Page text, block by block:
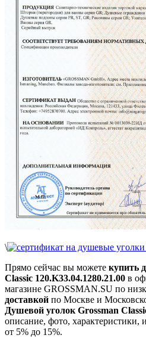
\
Прямо сейчас вы можете купить
Classic 120.K33.04.1280.21.00 в
магазине GROSSMAN.SU по
доставкой по Москве и
Душевой уголок Grossman
описание, фото, характеристики,
от 5% до 15%.